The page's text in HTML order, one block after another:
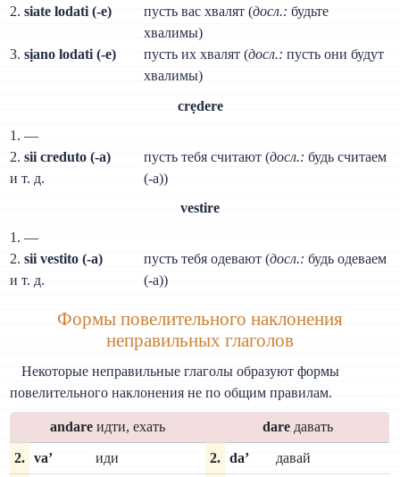
2.siate lodati (-e) пусть вас хвалят (досл.: будьте
хвалимы)
3.sịano lodati (-e) пусть их хвалят (досл.: пусть они будут
хвалимы)
crẹdere
1. —
2.sii creduto (-a)
и т. д.
пусть тебя считают (досл.: будь считаем
(-а))
vestire
1. —
2.sii vestito (-а)
и т. д.
пусть тебя одевают (досл.: будь одеваем
(-а))
Формы повелительного наклонения
неправильных глаголов
Некоторые неправильные глаголы образуют формы
повелительного наклонения не по общим правилам.
andare идти, ехать dareдавать
2. va’ иди 2. da’ давай